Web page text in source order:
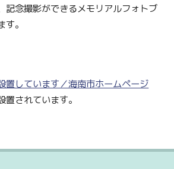
記念撮影ができるメモリアルフォトブ
。
置しています／海南市ホームページ
されています。